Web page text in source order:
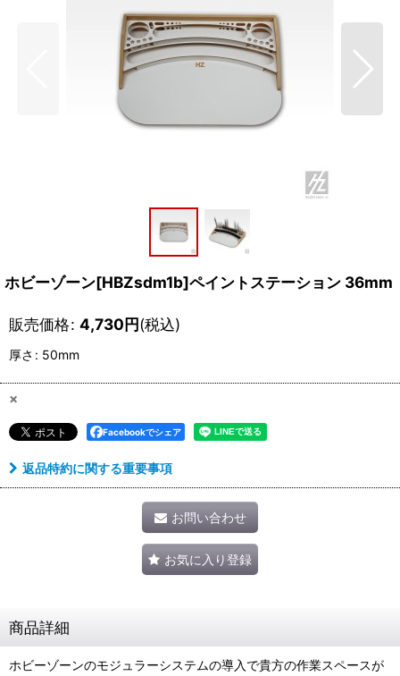
ホビーゾーン[HBZsdm1b]ペイントステーション 36mm
販売価格: 4,730円(税込)
厚さ : 50mm
×
Facebookでシェア
返品特約に関する重要事項
お問い合わせ
お気に入り登録
商品詳細
ホビーゾーンのモジュラーシステムの導入で貴方の作業スペースが